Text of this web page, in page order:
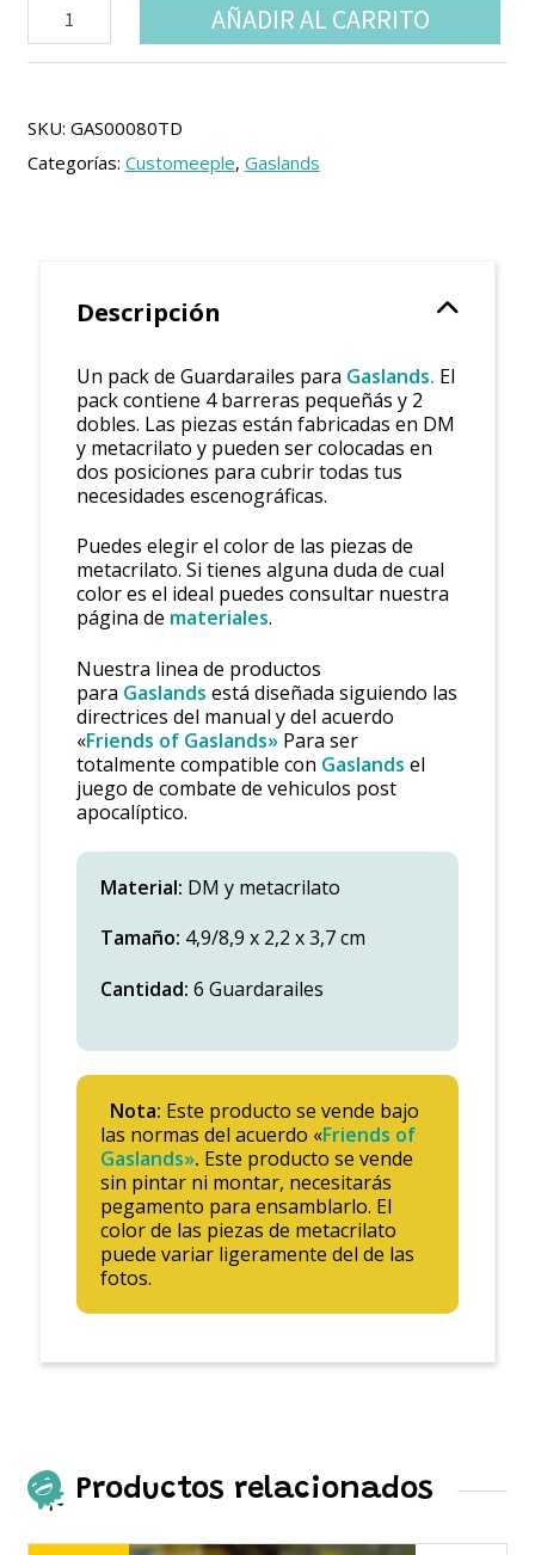
Guardarailes
(6
AÑADIR AL CARRITO
SKU: GAS00080TD
Categorías: Customeeple, Gaslands
Descripción
Un pack de Guardarailes para Gaslands. El
pack contiene 4 barreras pequeñás y 2
dobles. Las piezas están fabricadas en DM
y metacrilato y pueden ser colocadas en
dos posiciones para cubrir todas tus
necesidades escenográficas.
Puedes elegir el color de las piezas de
metacrilato. Si tienes alguna duda de cual
color es el ideal puedes consultar nuestra
página de materiales.
Nuestra linea de productos
para Gaslands está diseñada siguiendo las
directrices del manual y del acuerdo
«Friends of Gaslands» Para ser
totalmente compatible con Gaslands el
juego de combate de vehiculos post
apocalíptico.
Material: DM y metacrilato
Tamaño: 4,9/8,9 x 2,2 x 3,7 cm
Cantidad: 6 Guardarailes
Nota: Este producto se vende bajo
las normas del acuerdo «Friends of
Gaslands». Este producto se vende
sin pintar ni montar, necesitarás
pegamento para ensamblarlo. El
color de las piezas de metacrilato
puede variar ligeramente del de las
fotos.
Productos relacionados